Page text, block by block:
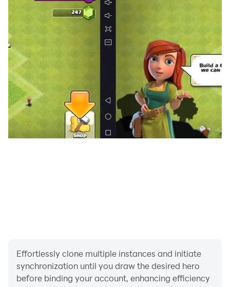
庵 歌姫：日笠陽子
楽巌寺嘉伸：麦人
夏油 傑：櫻井孝宏
漏瑚：千葉 繁
花御：田中敦子
吉野順平：山谷祥生
真人：島﨑信長
両面宿儺：諏訪部順一
and more
◆最新情報はこちらから◆
gje0ioVQ
Effortlessly clone multiple instances and initiate
synchronization until you draw the desired hero
before binding your account, enhancing efficiency